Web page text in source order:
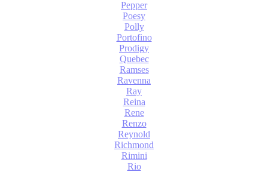
Pepper
Poesy
Polly
Portofino
Prodigy
Quebec
Ramses
Ravenna
Ray
Reina
Rene
Renzo
Reynold
Richmond
Rimini
Rio